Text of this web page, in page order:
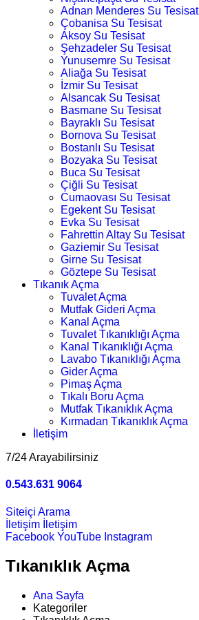
Adnan Menderes Su Tesisat
Çobanisa Su Tesisat
Aksoy Su Tesisat
Şehzadeler Su Tesisat
Yunusemre Su Tesisat
Aliağa Su Tesisat
İzmir Su Tesisat
Alsancak Su Tesisat
Basmane Su Tesisat
Bayraklı Su Tesisat
Bornova Su Tesisat
Bostanlı Su Tesisat
Bozyaka Su Tesisat
Buca Su Tesisat
Çiğli Su Tesisat
Cumaovası Su Tesisat
Egekent Su Tesisat
Evka Su Tesisat
Fahrettin Altay Su Tesisat
Gaziemir Su Tesisat
Girne Su Tesisat
Göztepe Su Tesisat
Tıkanık Açma
Tuvalet Açma
Mutfak Gideri Açma
Kanal Açma
Tuvalet Tıkanıklığı Açma
Kanal Tıkanıklığı Açma
Lavabo Tıkanıklığı Açma
Gider Açma
Pimaş Açma
Tıkalı Boru Açma
Mutfak Tıkanıklık Açma
Kırmadan Tıkanıklık Açma
İletişim
7/24 Arayabilirsiniz
0.543.631 9064
Siteiçi Arama
İletişim
İletişim
Facebook YouTube Instagram
Tıkanıklık Açma
Ana Sayfa
Kategoriler